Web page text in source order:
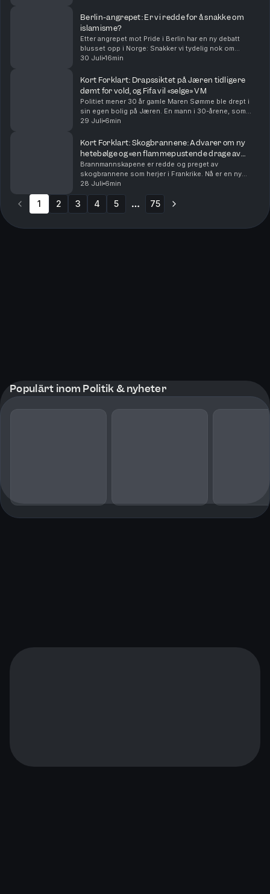
gjerder. N...
Berlin-angrepet: Er vi redde for å snakke om
islamisme?
Etter angrepet mot Pride i Berlin har en ny debatt
blusset opp i Norge: Snakker vi tydelig nok om
ideologien bak islamistisk terror? Og hva sier
Med u...
30 Juli 16min
Kort Forklart: Drapssiktet på Jæren tidligere
dømt for vold, og Fifa vil «selge» VM
Politiet mener 30 år gamle Maren Sømme ble drept i
sin egen bolig på Jæren. En mann i 30-årene, som
også var Sømmes kjæreste og samboer, er siktet for
29 Juli 6min
Kort Forklart: Skogbrannene: Advarer om ny
hetebølge og «en flammepustende drage av
skyer».
Brannmannskapene er redde og preget av
skogbrannene som herjer i Frankrike. Nå er en ny
hetebølge ventet, og et uvanlig ekstremvær gjør
slukkingsarbeidet nærmest umulig, ifølge
redningsmannskaper. I d...
28 Juli 6min
1 2 3 4 5 75
Populärt inom Politik & nyheter